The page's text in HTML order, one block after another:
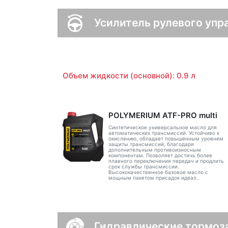
Усилитель рулевого
Объем жидкости (основной): 0.9 л
POLYMERIUM ATF-PRO multi
Синтетическое универсальное масло для
автоматических трансмиссий. Устойчиво к
окислению, обладает повышенным уровнем
защиты трансмиссий, благодаря
дополнительным противоизносным
компонентам. Позволяет достичь более
плавного переключения передач и продлить
срок службы трансмиссии.
Высококачественное базовое масло с
мощным пакетом присадок идеал..